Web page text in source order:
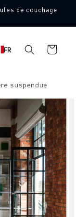
de couchage
FR
Panier
d'achat
suspendue